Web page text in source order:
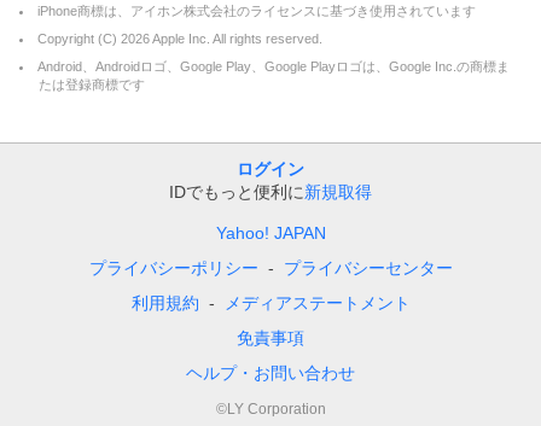
iPhone商標は、アイホン株式会社のライセンスに基づき使用されています
Copyright (C) 2026Apple Inc. All rights reserved.
Android、Androidロゴ、Google Play、Google Playロゴは、Google Inc.の商標ま
たは登録商標です
ログイン
IDでもっと便利に新規取得
Yahoo! JAPAN
プライバシーポリシー
プライバシーセンター
利用規約
メディアステートメント
免責事項
ヘルプ・お問い合わせ
©LY Corporation